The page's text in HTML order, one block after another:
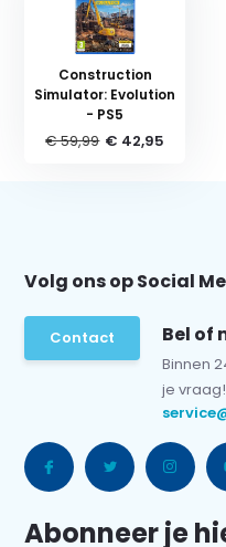
Construction
Simulator: Evolution
- PS5
€ 59,99 € 42,95
Volg ons op Social
Contact Bel of
Binnen
je vraag!
Abonneer je